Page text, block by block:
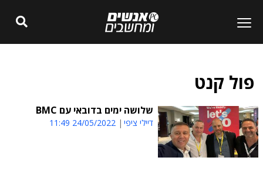
פול קנט
שלושה ימים בדובאי עם BMC
דיילי ציפי 24/05/2022 11:49